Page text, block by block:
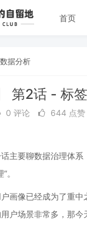
首页
数据分析
第2话 - 标
0 评论 644 点赞
主要聊数据治理体
。
画像已经成为了重
户场景非常多，那